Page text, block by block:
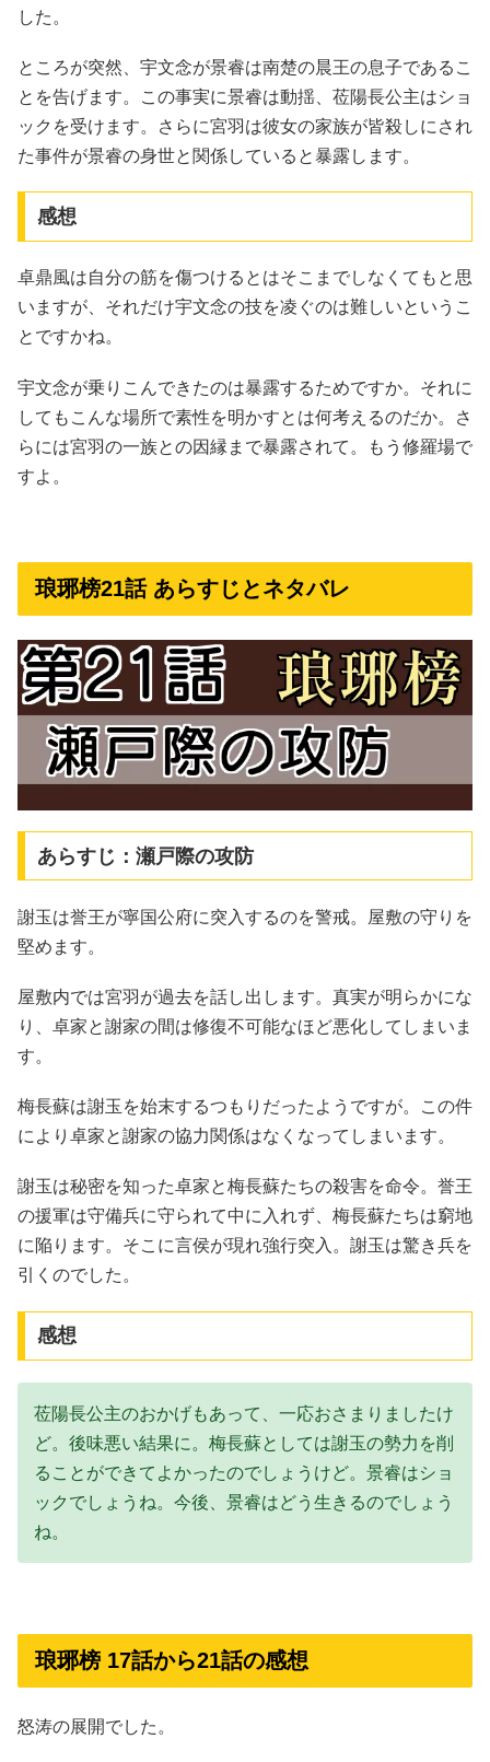
した。
ところが突然、宇文念が景睿は南楚の晨王の息子であるこ
とを告げます。この事実に景睿は動揺、莅陽長公主はショ
ックを受けます。さらに宮羽は彼女の家族が皆殺しにされ
た事件が景睿の身世と関係していると暴露します。
感想
卓鼎風は自分の筋を傷つけるとはそこまでしなくてもと思
いますが、それだけ宇文念の技を凌ぐのは難しいというこ
とですかね。
宇文念が乗りこんできたのは暴露するためですか。それに
してもこんな場所で素性を明かすとは何考えるのだか。さ
らには宮羽の一族との因縁まで暴露されて。もう修羅場で
すよ。
琅琊榜21話 あらすじとネタバレ
あらすじ：瀬戸際の攻防
謝玉は誉王が寧国公府に突入するのを警戒。屋敷の守りを
堅めます。
屋敷内では宮羽が過去を話し出します。真実が明らかにな
り、卓家と謝家の間は修復不可能なほど悪化してしまいま
す。
梅長蘇は謝玉を始末するつもりだったようですが。この件
により卓家と謝家の協力関係はなくなってしまいます。
謝玉は秘密を知った卓家と梅長蘇たちの殺害を命令。誉王
の援軍は守備兵に守られて中に入れず、梅長蘇たちは窮地
に陥ります。そこに言侯が現れ強行突入。謝玉は驚き兵を
引くのでした。
感想
莅陽長公主のおかげもあって、一応おさまりましたけ
ど。後味悪い結果に。梅長蘇としては謝玉の勢力を削
ることができてよかったのでしょうけど。景睿はショ
ックでしょうね。今後、景睿はどう生きるのでしょう
ね。
琅琊榜 17話から21話の感想
怒涛の展開でした。